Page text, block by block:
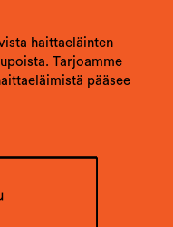
haittaeläinten
Tarjoamme
pääsee